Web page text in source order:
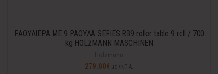
ΡΑΟΥΛΙΕΡΑ ΜΕ 9 ΡΑΟΥΛΑ SERIES:RB9 roller table 9 roll / 700
kg HOLZMANN MASCHINEN
279.00€ με Φ.Π.Α.